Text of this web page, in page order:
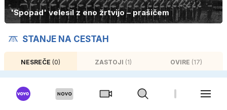
'Spopad' velesil z eno žrtvijo – prašičem
STANJE NA CESTAH
NESREČE (0) ZASTOJI (1) OVIRE (17)